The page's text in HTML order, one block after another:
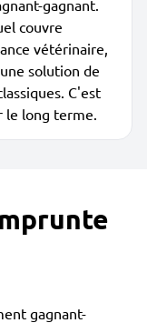
gagnant.
couvre
vétérinaire,
solution de
C'est
le long terme.
gagnant-